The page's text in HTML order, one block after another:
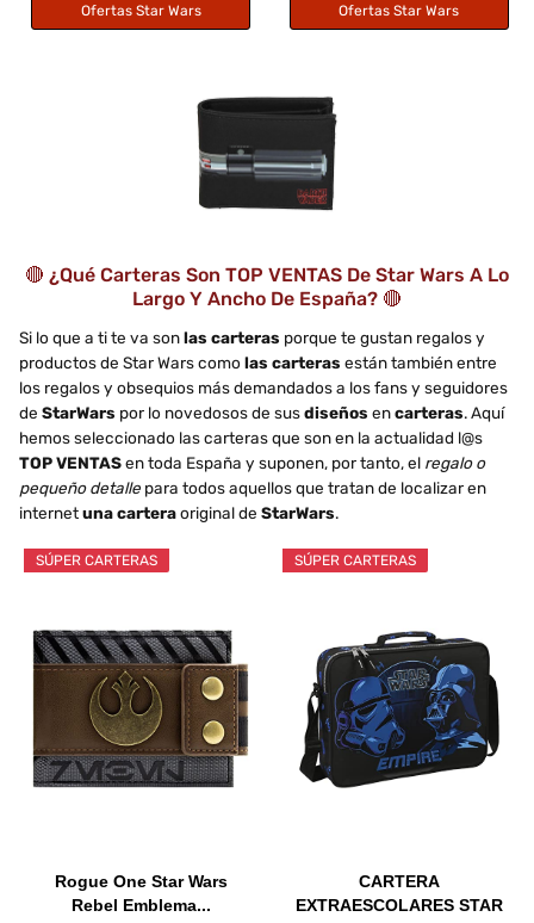
Ofertas Star Wars Ofertas Star Wars
🔴 ¿Qué Carteras Son TOP VENTAS De Star Wars A Lo
Largo Y Ancho De España? 🔴
Si lo que a ti te va sonlas carteras porque te gustan regalos y
productos de Star Wars comolas carteras están también entre
los regalos y obsequios más demandados a los fans y seguidores
de StarWars por lo novedosos de susdiseños encarteras. Aquí
hemos seleccionado las carteras que son en la actualidad l@s
TOP VENTASen toda España y suponen, por tanto, el regalo o
pequeño detalle para todos aquellos que tratan de localizar en
internetuna carteraoriginal de StarWars.
SÚPER CARTERAS
Rogue One Star Wars
Rebel Emblema...
SÚPER CARTERAS
CARTERA
EXTRAESCOLARES STAR